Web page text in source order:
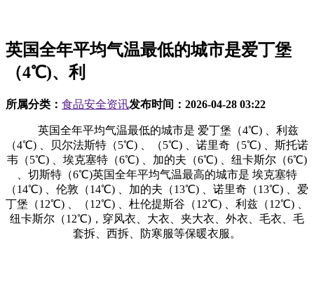
英国全年平均气温最低的城市是爱丁堡
（4℃)、利
所属分类： 食品安全资讯发布时间： 2026-04-28 03:22
英国全年平均气温最低的城市是 爱丁堡（4℃) 、利兹
（4℃) 、贝尔法斯特（5℃) 、（5℃) 、诺里奇（5℃) 、斯托诺
韦（5℃) 、埃克塞特（6℃) 、加的夫（6℃) 、纽卡斯尔（6℃)
、切斯特（6℃)英国全年平均气温最高的城市是 埃克塞特
（14℃) 、伦敦（14℃) 、加的夫（13℃) 、诺里奇（13℃) 、爱
丁堡（12℃) 、（12℃) 、杜伦提斯谷（12℃) 、利兹（12℃) 、
纽卡斯尔（12℃)，穿风衣、大衣、夹大衣、外衣、毛衣、毛
套拆、西拆、防寒服等保暖衣服。